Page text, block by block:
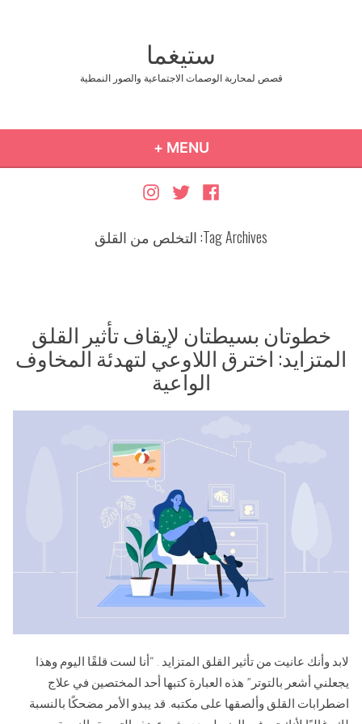
ستيغما
قصص لمحاربة الوصمات الاجتماعية والصور النمطية
MENU
+
Facebook
Twitter
Instagram
Tag Archives: التخلص من القلق
خطوتان بسيطتان لإيقاف تأثير القلق
المتزايد: اخترق اللاوعي لتهدئة المخاوف
الواعية
لابد وأنك عانيت من تأثير القلق المتزايد . “أنا لست قلقًا اليوم وهذا
يجعلني أشعر بالتوتر” هذه العبارة كتبها أحد المختصين في علاج
اضطرابات القلق وألصقها على مكتبه. قد يبدو الأمر مضحكًا بالنسبة